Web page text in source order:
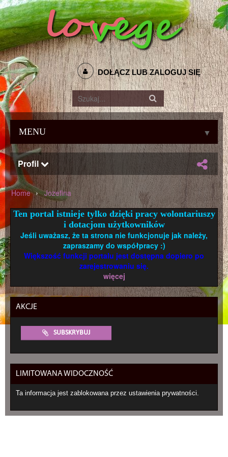
DOŁĄCZ LUB ZALOGUJ SIĘ
MENU ▼
Profil
Home › Jozefina
Ten portal istnieje tylko dzięki pracy wolontariuszy
i dotacjom użytkowników
Jeśli uważasz, że ta strona nie funkcjonuje jak należy,
zapraszamy do współpracy :)
Większość funkcji portalu jest dostępna dopiero po
zarejestrowaniu się.
więcej
AKCJE
SUBSKRYBUJ
LIMITOWANA WIDOCZNOŚĆ
Ta informacja jest zablokowana przez ustawienia prywatności.